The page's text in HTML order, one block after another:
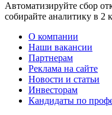
Автоматизируйте сбор
собирайте аналитику в 2
О компании
Наши вакансии
Партнерам
Реклама на сайте
Новости и статьи
Инвесторам
Кандидаты по